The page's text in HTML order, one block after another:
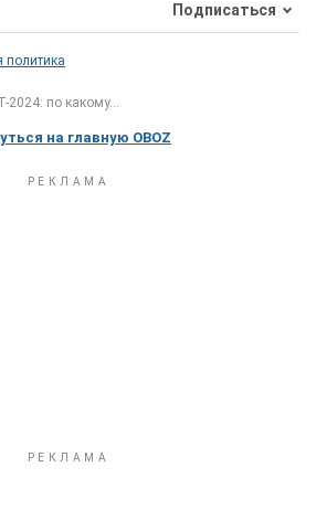
Подписаться
политика
2024: по какому...
на главную OBOZ